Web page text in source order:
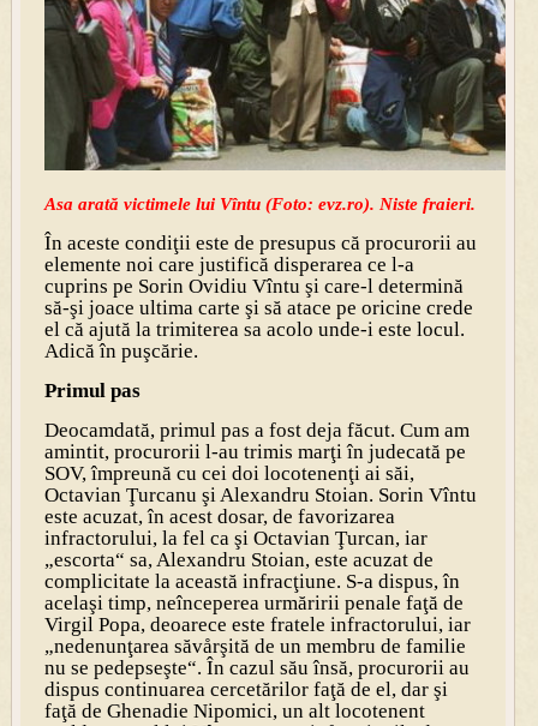
Asa arată victimele lui Vîntu (Foto: evz.ro). Niste fraieri.
În aceste condiţii este de presupus că procurorii au
elemente noi care justifică disperarea ce l-a
cuprins pe Sorin Ovidiu Vîntu şi care-l determină
să-şi joace ultima carte şi să atace pe oricine crede
el că ajută la trimiterea sa acolo unde-i este locul.
Adică în puşcărie.
Primul pas
Deocamdată, primul pas a fost deja făcut. Cum am
amintit, procurorii l-au trimis marţi în judecată pe
SOV, împreună cu cei doi locotenenţi ai săi,
Octavian Ţurcanu şi Alexandru Stoian. Sorin Vîntu
este acuzat, în acest dosar, de favorizarea
infractorului, la fel ca şi Octavian Ţurcan, iar
„escorta“ sa, Alexandru Stoian, este acuzat de
complicitate la această infracţiune. S-a dispus, în
acelaşi timp, neînceperea urmăririi penale faţă de
Virgil Popa, deoarece este fratele infractorului, iar
„nedenunţarea săvårşită de un membru de familie
nu se pedepseşte“. În cazul său însă, procurorii au
dispus continuarea cercetărilor faţă de el, dar şi
faţă de Ghenadie Nipomici, un alt locotenent